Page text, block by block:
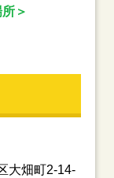
＞
大畑町2-14-